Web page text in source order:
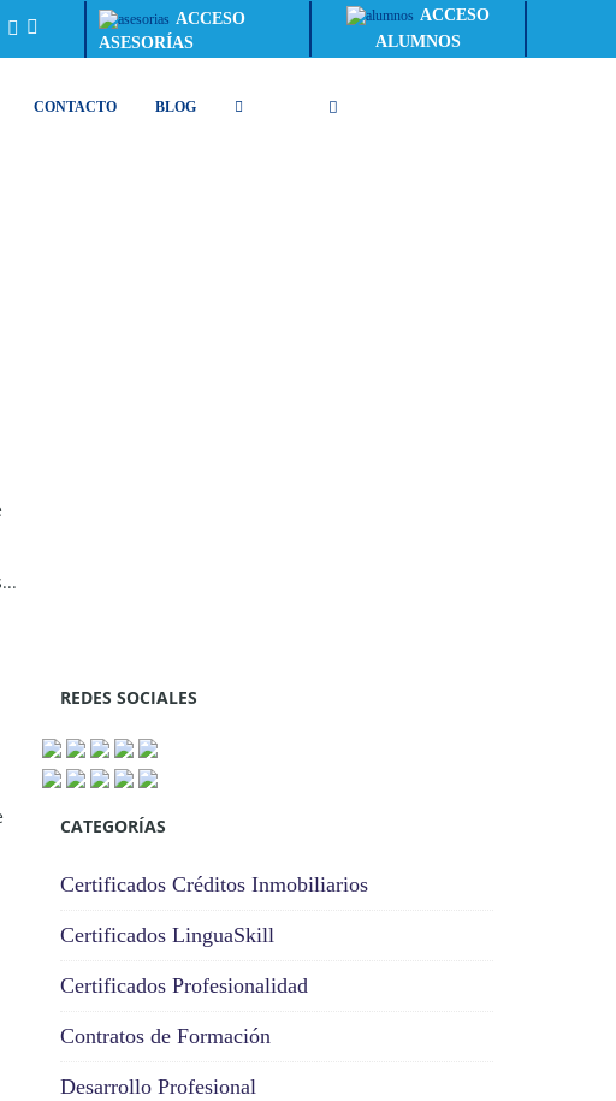
ACCESO
ASESORÍAS
ACCESO
ALUMNOS
CONTACTO BLOG
REDES SOCIALES
CATEGORÍAS
Certificados Créditos Inmobiliarios
Certificados LinguaSkill
Certificados Profesionalidad
Contratos de Formación
Desarrollo Profesional